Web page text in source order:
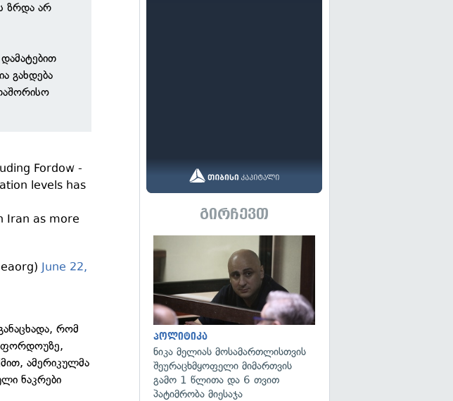
ზრდა არ
გახდება
Fordow -
levels has
Iran as more
June 22,
რომ
ფორდოუზე,
ამერიკულმა
ნაკრები
გირჩევთ
პოლიტიკა
ნიკა მელიას მოსამართლისთვის
შეურაცხმყოფელი მიმართვის
გამო 1 წლითა და 6 თვით
პატიმრობა მიესაჯა